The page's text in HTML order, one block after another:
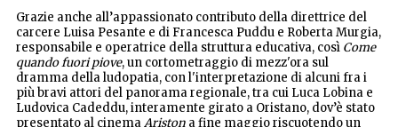
Grazie anche all’appassionato contributo della direttrice del
carcere Luisa Pesante e di Francesca Puddu e Roberta Murgia,
responsabile e operatrice della struttura educativa, così Come
quando fuori piove, un cortometraggio di mezz'ora sul
dramma della ludopatia, con l'interpretazione di alcuni fra i
più bravi attori del panorama regionale, tra cui Luca Lobina e
Ludovica Cadeddu, interamente girato a Oristano, dov’è stato
presentato al cinemaAriston a fine maggio riscuotendo un